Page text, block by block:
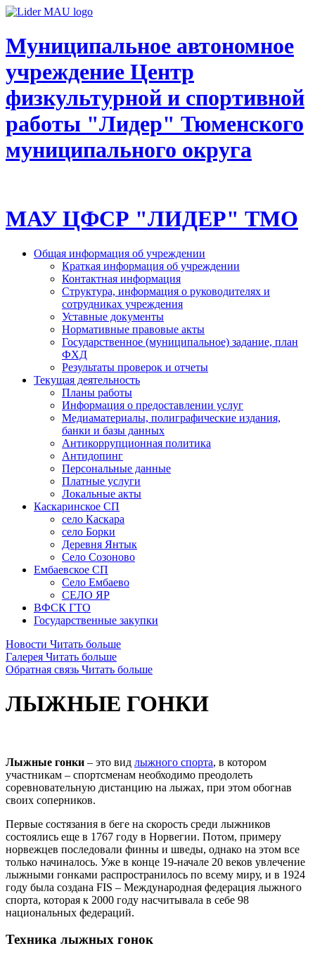
Муниципальное автономное
учреждение Центр
физкультурной и спортивной
работы "Лидер" Тюменского
муниципального округа
МАУ ЦФСР "ЛИДЕР" ТМО
Общая информация об учреждении
Краткая информация об учреждении
Контактная информация
Структура, информация о руководителях и
сотрудниках учреждения
Уставные документы
Нормативные правовые акты
Государственное (муниципальное) задание, план
ФХД
Результаты проверок и отчеты
Текущая деятельность
Планы работы
Информация о предоставлении услуг
Медиаматериалы, полиграфические издания,
банки и базы данных
Антикоррупционная политика
Антидопинг
Персональные данные
Платные услуги
Локальные акты
Каскаринское СП
село Каскара
село Борки
Деревня Янтык
Село Созоново
Ембаевское СП
Село Ембаево
СЕЛО ЯР
ВФСК ГТО
Государственные закупки
Новости Читать больше
Галерея Читать больше
Обратная связь Читать больше
ЛЫЖНЫЕ ГОНКИ
Лыжные гонки – это вид лыжного спорта, в котором
участникам – спортсменам необходимо преодолеть
соревновательную дистанцию на лыжах, при этом обогнав
своих соперников.
Первые состязания в беге на скорость среди лыжников
состоялись еще в 1767 году в Норвегии. Потом, примеру
норвежцев последовали финны и шведы, однако на этом все
только начиналось. Уже в конце 19-начале 20 веков увлечение
лыжными гонками распространилось по всему миру, и в 1924
году была создана FIS – Международная федерация лыжного
спорта, которая к 2000 году насчитывала в себе 98
национальных федераций.
Техника лыжных гонок